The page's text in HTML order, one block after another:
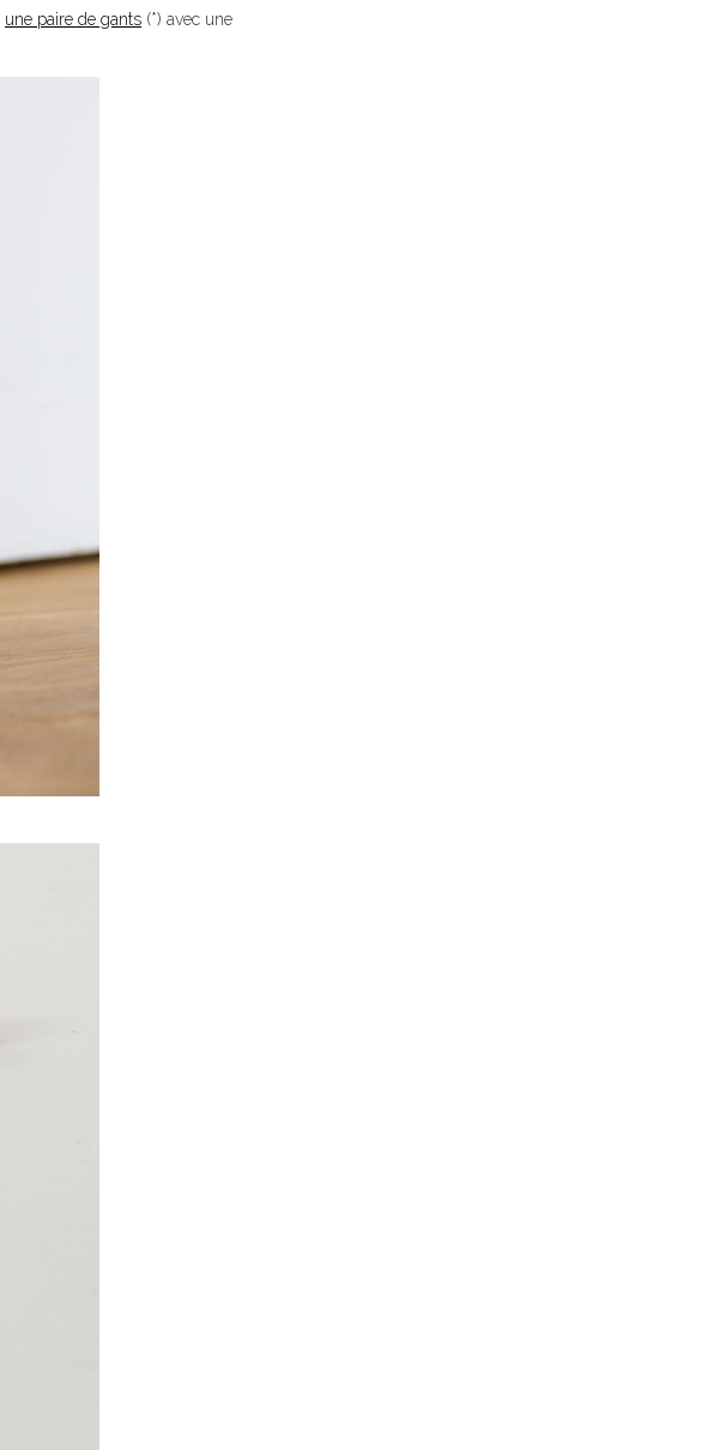
une paire de gants (*) avec une